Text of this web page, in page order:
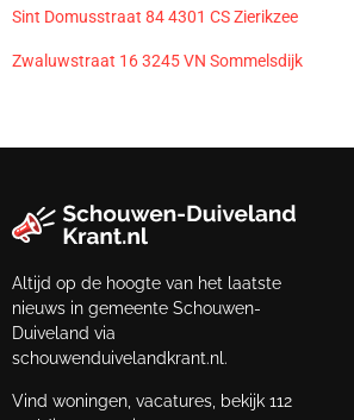
Sint Domusstraat 84 4301 CS Zierikzee
Zwaluwstraat 16 3245 VN Sommelsdijk
Altijd op de hoogte van het laatste
nieuws in gemeente Schouwen-
Duiveland via
schouwenduivelandkrant.nl.
Vind woningen, vacatures, bekijk 112